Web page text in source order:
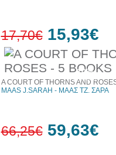
10%
έκπτωση
17,70€ 15,93€
A COURT OF THORNS AND
MAAS J.SARAH - ΜΑΑΣ ΤΖ. ΣΑΡΑ
66,25€ 59,63€